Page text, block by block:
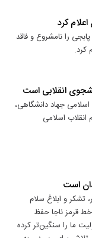
کرد
را نامشروع و فاقد
کرد.
انقلابی است
جهاد دانشگاهی،
اسلامی
است
تشکر و ابلاغ سلام
خط قرمز ناجا حفظ
ما را سنگین‌تر کرده